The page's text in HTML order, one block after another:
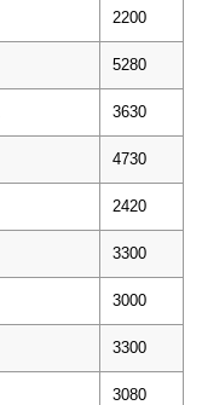
2200
5280
3630
4730
2420
3300
3000
3300
3080